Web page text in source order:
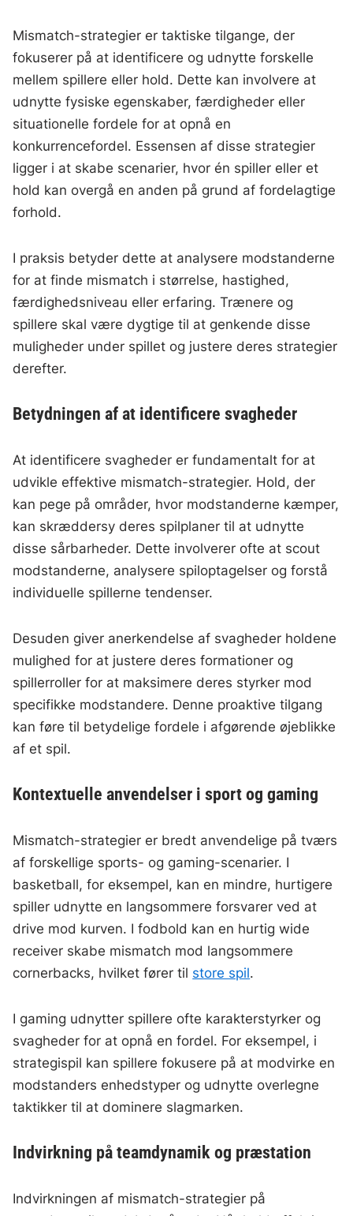
Mismatch-strategier er taktiske tilgange, der
fokuserer på at identificere og udnytte forskelle
mellem spillere eller hold. Dette kan involvere at
udnytte fysiske egenskaber, færdigheder eller
situationelle fordele for at opnå en
konkurrencefordel. Essensen af disse strategier
ligger i at skabe scenarier, hvor én spiller eller et
hold kan overgå en anden på grund af fordelagtige
forhold.
I praksis betyder dette at analysere modstanderne
for at finde mismatch i størrelse, hastighed,
færdighedsniveau eller erfaring. Trænere og
spillere skal være dygtige til at genkende disse
muligheder under spillet og justere deres strategier
derefter.
Betydningen af at identificere svagheder
At identificere svagheder er fundamentalt for at
udvikle effektive mismatch-strategier. Hold, der
kan pege på områder, hvor modstanderne kæmper,
kan skræddersy deres spilplaner til at udnytte
disse sårbarheder. Dette involverer ofte at scout
modstanderne, analysere spiloptagelser og forstå
individuelle spillerne tendenser.
Desuden giver anerkendelse af svagheder holdene
mulighed for at justere deres formationer og
spillerroller for at maksimere deres styrker mod
specifikke modstandere. Denne proaktive tilgang
kan føre til betydelige fordele i afgørende øjeblikke
af et spil.
Kontextuelle anvendelser i sport og gaming
Mismatch-strategier er bredt anvendelige på tværs
af forskellige sports- og gaming-scenarier. I
basketball, for eksempel, kan en mindre, hurtigere
spiller udnytte en langsommere forsvarer ved at
drive mod kurven. I fodbold kan en hurtig wide
receiver skabe mismatch mod langsommere
cornerbacks, hvilket fører til store spil.
I gaming udnytter spillere ofte karakterstyrker og
svagheder for at opnå en fordel. For eksempel, i
strategispil kan spillere fokusere på at modvirke en
modstanders enhedstyper og udnytte overlegne
taktikker til at dominere slagmarken.
Indvirkning på teamdynamik og præstation
Indvirkningen af mismatch-strategier på